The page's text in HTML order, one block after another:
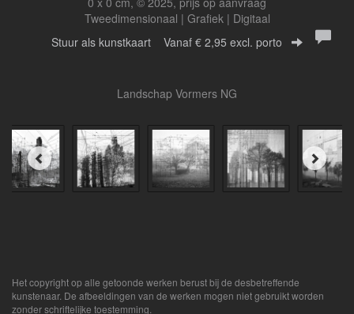
Tweedimensionaal | Grafiek | Digitaal
Stuur als kunstkaart Vanaf € 2,95 excl. porto
Landschap Vormers NG
Het copyright op alle getoonde werken berust bij de desbetreffende
kunstenaar. De afbeeldingen van de werken mogen niet gebruikt worden
zonder schriftelijke toestemming.